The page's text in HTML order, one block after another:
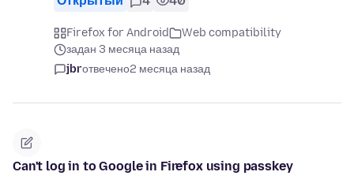
Firefox for Android
Web compatibility
задан 3 месяца назад
jbrотвечено2 месяца назад
Can't log in to Google in Firefox using passkey